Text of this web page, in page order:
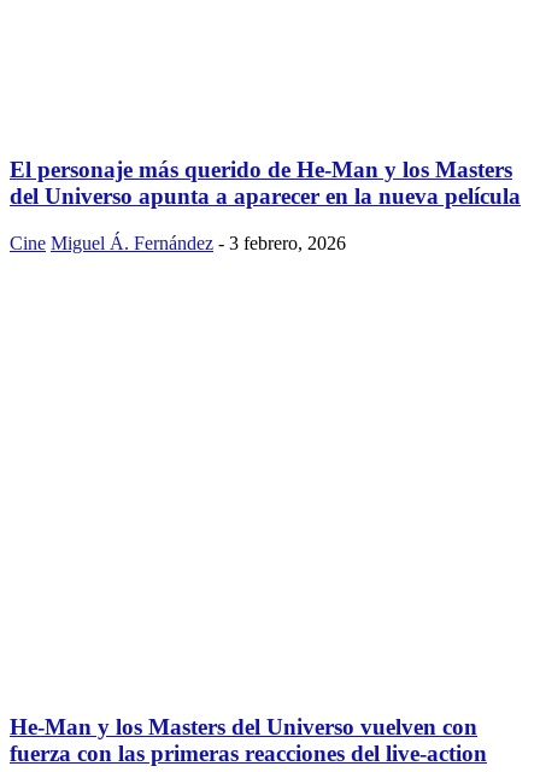
El personaje más querido de He-Man y los Masters
del Universo apunta a aparecer en la nueva película
Cine Miguel Á. Fernández - 3 febrero, 2026
He-Man y los Masters del Universo vuelven con
fuerza con las primeras reacciones del live-action